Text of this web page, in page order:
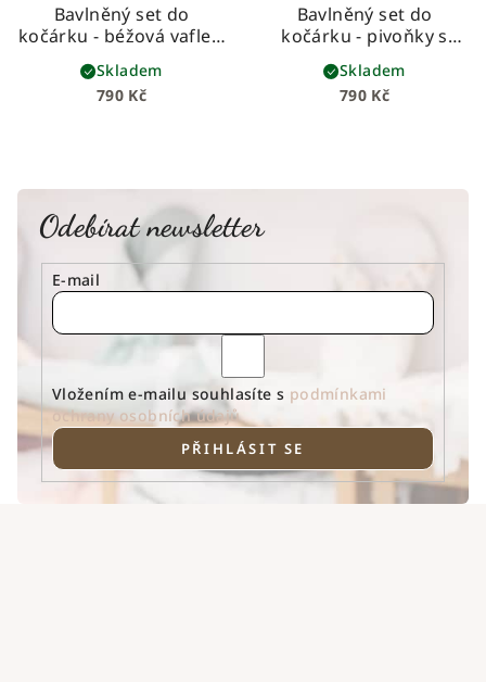
Bavlněný set do
kočárku - béžová vafle s
mušelínem se zlatými
tečkami
790 Kč
Skladem
Bavlněný set do
kočárku - pivoňky s
růžovým mušelínem
790 Kč
Skladem
Odebírat newsletter
E-mail
Vložením e-mailu souhlasíte s podmínkami
ochrany osobních údajů
PŘIHLÁSIT SE